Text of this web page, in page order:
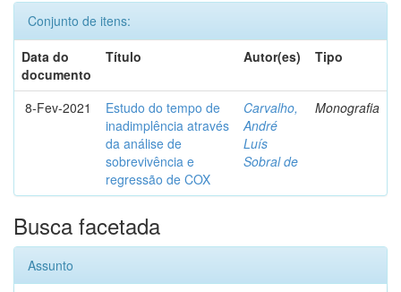
Conjunto de itens:
Data do
documento
Título Autor(es) Tipo
8-Fev-2021
Estudo do tempo de
inadimplência através
da análise de
sobrevivência e
regressão de COX
Carvalho,
André
Luís
Sobral de
Monografia
Busca facetada
Assunto